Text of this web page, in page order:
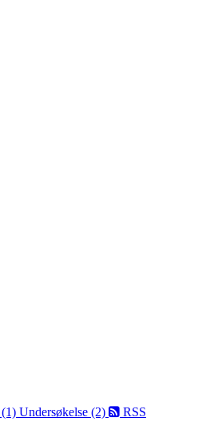
Undersøkelse (2) RSS